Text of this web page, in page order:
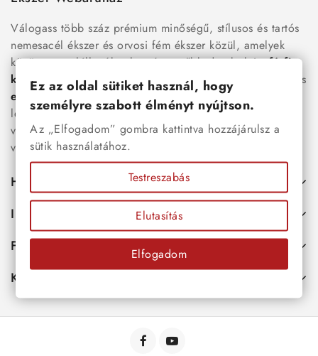
Válogass több száz prémium minőségű, stílusos és tartós
nemesacél ékszer és orvosi fém ékszer közül, amelyek
között megtalálhatók a legnépszerűbb darabok is:férfi
karkötők
, női nyakláncok , karikagyűrűk
és
esküvői kiegészítőkegyaránt. Webáruházunkban a
legújabb trendeket követő, mégis időtálló ékszerek közül
választhatsz – legyen szó ajándékról, mindennapi
viseletről vagy különleges alkalmakról.
Hasznos
Információk
Fiókod
Kapcsolat
Ez az oldal sütiket használ, hogy
személyre szabott élményt nyújtson.
Az „Elfogadom” gombra kattintva hozzájárulsz a
sütik használatához.
Testreszabás
Elutasítás
Elfogadom